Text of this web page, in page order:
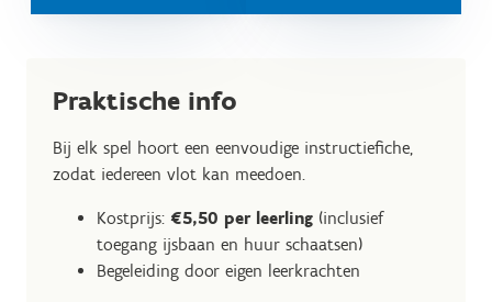
Praktische info
Bij elk spel hoort een eenvoudige instructiefiche,
zodat iedereen vlot kan meedoen.
Kostprijs: €5,50 per leerling (inclusief
toegang ijsbaan en huur schaatsen)
Begeleiding door eigen leerkrachten